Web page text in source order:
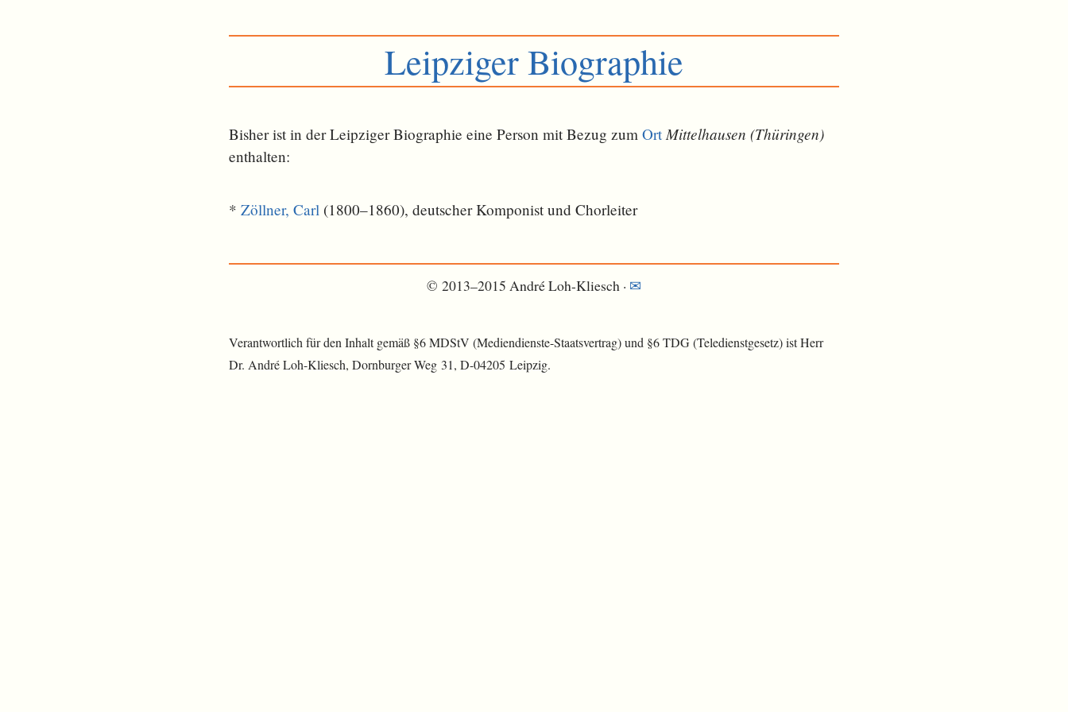
Leipziger Biographie
Bisher ist in der Leipziger Biographie eine Person mit Bezug zum Ort Mittelhausen (Thüringen)
ent­halten:
* Zöllner, Carl (1800–1860), deutscher Komponist und Chorleiter
© 2013–2015 André Loh-Kliesch · ✉
Verantwortlich für den Inhalt gemäß §6 MDStV (Mediendienste-Staatsvertrag) und §6 TDG (Teledienstgesetz) ist Herr
Dr. André Loh-Kliesch, Dornburger Weg 31, D-04205 Leipzig.